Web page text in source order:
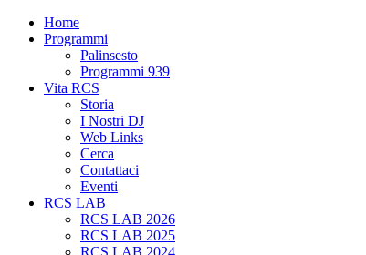
Home
Programmi
Palinsesto
Programmi 939
Vita RCS
Storia
I Nostri DJ
Web Links
Cerca
Contattaci
Eventi
RCS LAB
RCS LAB 2026
RCS LAB 2025
RCS LAB 2024